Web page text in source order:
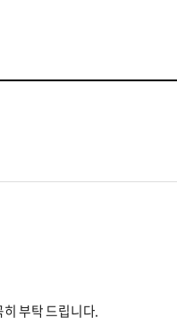
부탁 드립니다.